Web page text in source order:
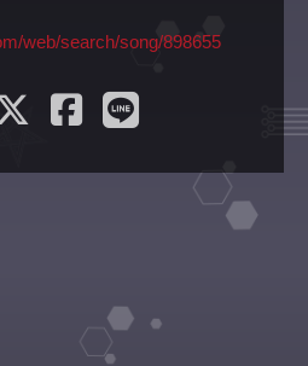
web/search/song/898655